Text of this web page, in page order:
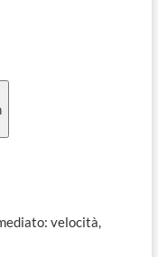
velocità,